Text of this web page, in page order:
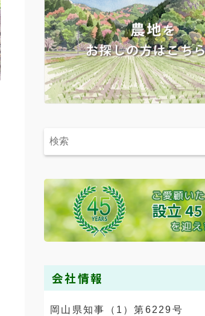
会社情報
岡山県知事（1）第6229号